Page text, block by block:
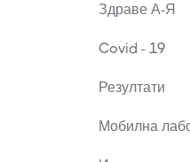
Здраве А-Я
Covid - 19
Резултати
Мобилна